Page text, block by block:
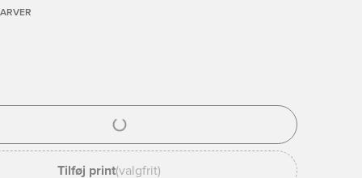
til at logge ind eller tilmelde dig som medlem
Tilføj print(valgfrit)